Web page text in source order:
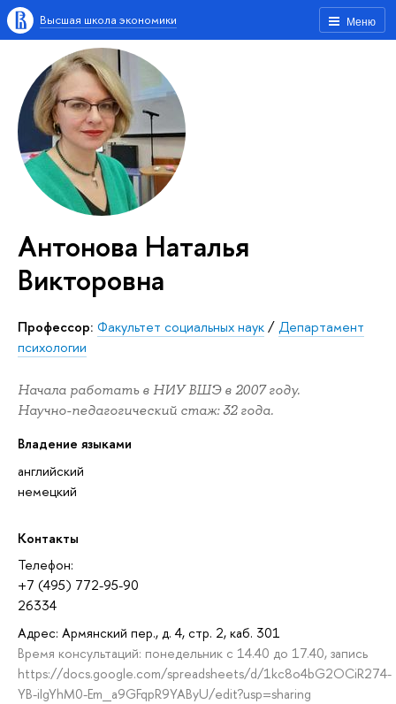
Меню
Высшая школа экономики
Антонова Наталья
Викторовна
Профессор: Факультет социальных наук/Департамент
психологии
Начала работать в НИУ ВШЭ в 2007 году.
Научно-педагогический стаж: 32 года.
Владение языками
английский
немецкий
Контакты
Телефон:
+7 (495) 772-95-90
26334
Адрес: Армянский пер., д. 4, стр. 2, каб. 301
Время консультаций: понедельник с 14.40 до 17.40, запись
https://docs.google.com/spreadsheets/d/1kc8o4bG2OCiR274-
YB-iIgYhM0-Em_a9GFqpR9YAByU/edit?usp=sharing